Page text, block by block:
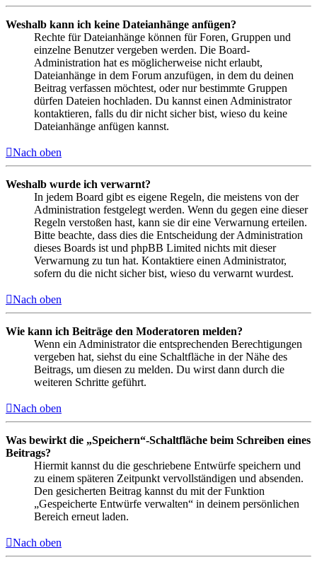
Weshalb kann ich keine Dateianhänge anfügen?
Rechte für Dateianhänge können für Foren, Gruppen und
einzelne Benutzer vergeben werden. Die Board-
Administration hat es möglicherweise nicht erlaubt,
Dateianhänge in dem Forum anzufügen, in dem du deinen
Beitrag verfassen möchtest, oder nur bestimmte Gruppen
dürfen Dateien hochladen. Du kannst einen Administrator
kontaktieren, falls du dir nicht sicher bist, wieso du keine
Dateianhänge anfügen kannst.
Nach oben
Weshalb wurde ich verwarnt?
In jedem Board gibt es eigene Regeln, die meistens von der
Administration festgelegt werden. Wenn du gegen eine dieser
Regeln verstoßen hast, kann sie dir eine Verwarnung erteilen.
Bitte beachte, dass dies die Entscheidung der Administration
dieses Boards ist und phpBB Limited nichts mit dieser
Verwarnung zu tun hat. Kontaktiere einen Administrator,
sofern du die nicht sicher bist, wieso du verwarnt wurdest.
Nach oben
Wie kann ich Beiträge den Moderatoren melden?
Wenn ein Administrator die entsprechenden Berechtigungen
vergeben hat, siehst du eine Schaltfläche in der Nähe des
Beitrags, um diesen zu melden. Du wirst dann durch die
weiteren Schritte geführt.
Nach oben
Was bewirkt die „Speichern“-Schaltfläche beim Schreiben eines
Beitrags?
Hiermit kannst du die geschriebene Entwürfe speichern und
zu einem späteren Zeitpunkt vervollständigen und absenden.
Den gesicherten Beitrag kannst du mit der Funktion
„Gespeicherte Entwürfe verwalten“ in deinem persönlichen
Bereich erneut laden.
Nach oben